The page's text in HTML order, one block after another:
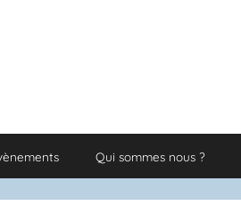
Qui sommes nous ?